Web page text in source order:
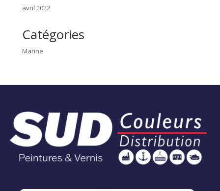
avril 2022
Catégories
Marine